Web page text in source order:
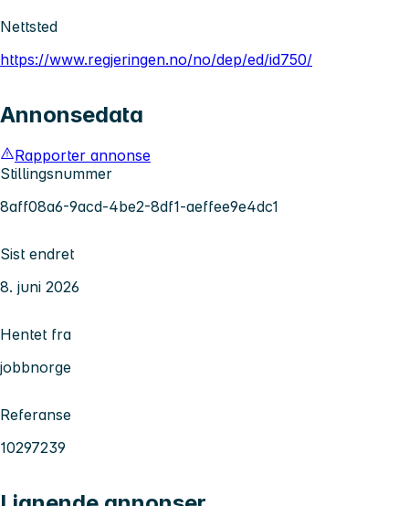
Nettsted
https://www.regjeringen.no/no/dep/ed/id750/
Annonsedata
Rapporter annonse
Stillingsnummer
8aff08a6-9acd-4be2-8df1-aeffee9e4dc1
Sist endret
8. juni 2026
Hentet fra
jobbnorge
Referanse
10297239